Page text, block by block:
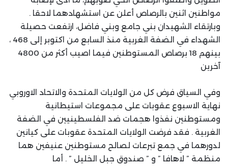
مواطنين اثنين بالرصاص أعلن عن استشهادهما لاحقا .
وبارتقاء الشهيدان بني جامع وبني فاضل، ارتفعت حصيلة
الشهداء في الضفة الغربية منذ السابع من اكتوبر إلى 468 ،
بينهم 18 برصاص المستوطنين فيما اصيب أكثر من 4800
آخرين
وفي السياق فرض كل من الولايات المتحدة والاتحاد الاوروبي
نهاية الاسبوع عقوبات على مجموعات استيطانية
ومستوطنين نفذوا هجمات ضد الفلسطينيين في الضفة
الغربية . فقد فرضت الولايات المتحدة عقوبات على كيانين
لدورهما في جمع تبرعات لصالح مستوطنين عنيفين هما
منظمة ” لاهافا ” و ” صندوق جبل الخليل ” . أما